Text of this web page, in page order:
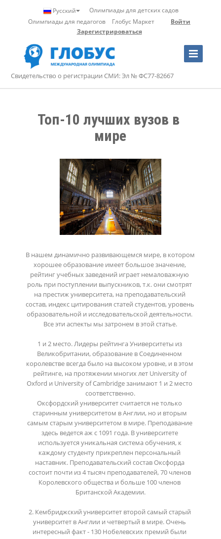
Русский
Олимпиады для детских садов
Олимпиады для педагогов
Глобус Маркет
Войти
Зарегистрироваться
Toggle
Navigation
Свидетельство о регистрации СМИ: Эл № ФС77-82667
Топ-10 лучших вузов в
мире
В нашем динамично развивающемся мире, в котором
хорошее образование имеет большое значение,
рейтинг учебных заведений играет немаловажную
роль при поступлении выпускников, т.к. они смотрят
на престиж университета, на преподавательский
состав, индекс цитирования статей студентов, уровень
образовательной и исследовательской деятельности.
Все эти аспекты мы затронем в этой статье.
1 и 2 место. Лидеры рейтинга Университеты из
Великобритании, образование в Соединенном
королевстве всегда было на высоком уровне, и в этом
рейтинге, на протяжении многих лет University of
Oxford и University of Cambridge занимают 1 и 2 место
соответственно.
Оксфордский университет считается не только
старинным университетом в Англии, но и вторым
самым старым университетом в мире. Преподавание
здесь ведется аж с 1091 года. В университете
используется уникальная система обучения, к
каждому студенту прикреплен персональный
наставник. Преподавательский состав Оксфорда
состоит почти из 4 тысяч преподавателей, 70 членов
Королевского общества и больше 100 членов
Британской Академии.
2. Кембриджский университет второй самый старый
университет в Англии и четвертый в мире. Очень
интересный факт - 130 Нобелевских премий были